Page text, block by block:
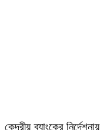
কেন্দ্রীয় ব্যাংকের